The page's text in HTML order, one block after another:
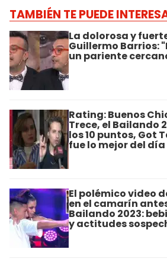
TAMBIÉN TE PUEDE
La dolorosa y
Guillermo Barrios:
un pariente
Rating: Buenos
Trece, el Bailando
los 10 puntos, Got
fue lo mejor del día
El polémico video
en el camarín
Bailando 2023:
y actitudes